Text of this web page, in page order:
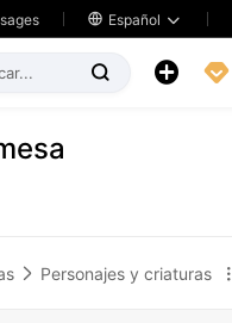
 Español 
  
 Personajes y criaturas 